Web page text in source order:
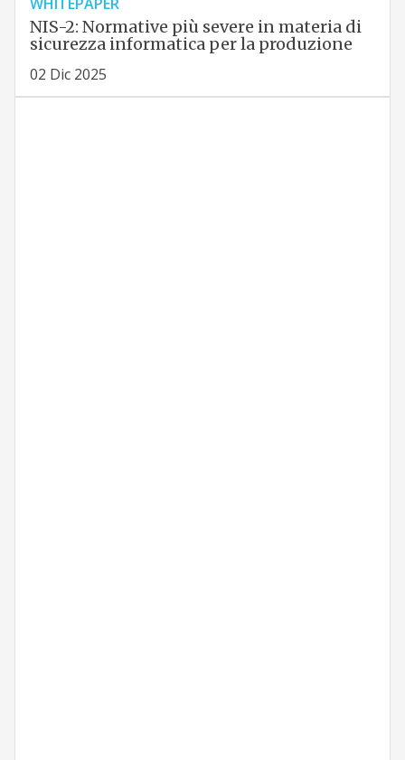
NIS-2: Normative più severe in materia di
sicurezza informatica per la produzione
02 Dic 2025